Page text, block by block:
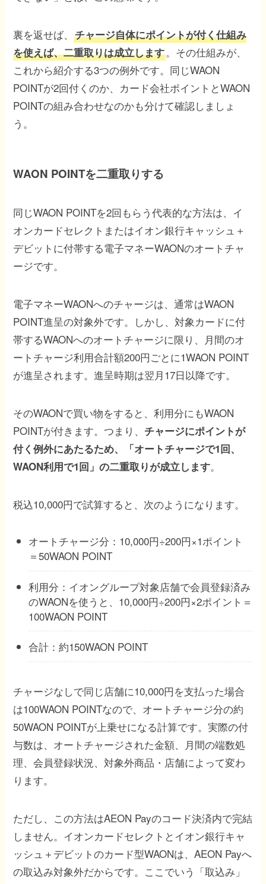
裏を返せば、チャージ自体にポイントが付く仕組み
を使えば、二重取りは成立します。その仕組みが、
これから紹介する3つの例外です。同じWAON
POINTが2回付くのか、カード会社ポイントとWAON
POINTの組み合わせなのかも分けて確認しましょ
う。
WAON POINTを二重取りする
同じWAON POINTを2回もらう代表的な方法は、イ
オンカードセレクトまたはイオン銀行キャッシュ＋
デビットに付帯する電子マネーWAONのオートチャ
ージです。
電子マネーWAONへのチャージは、通常はWAON
POINT進呈の対象外です。しかし、対象カードに付
帯するWAONへのオートチャージに限り、月間のオ
ートチャージ利用合計額200円ごとに1WAON POINT
が進呈されます。進呈時期は翌月17日以降です。
そのWAONで買い物をすると、利用分にもWAON
POINTが付きます。つまり、チャージにポイントが
付く例外にあたるため、「オートチャージで1回、
WAON利用で1回」の二重取りが成立します。
税込10,000円で試算すると、次のようになります。
オートチャージ分：10,000円÷200円×1ポイント
＝50WAON POINT
利用分：イオングループ対象店舗で会員登録済み
のWAONを使うと、10,000円÷200円×2ポイント＝
100WAON POINT
合計：約150WAON POINT
チャージなしで同じ店舗に10,000円を支払った場合
は100WAON POINTなので、オートチャージ分の約
50WAON POINTが上乗せになる計算です。実際の付
与数は、オートチャージされた金額、月間の端数処
理、会員登録状況、対象外商品・店舗によって変わ
ります。
ただし、この方法はAEON Payのコード決済内で完結
しません。イオンカードセレクトとイオン銀行キャ
ッシュ＋デビットのカード型WAONは、AEON Payへ
の取込み対象外だからです。ここでいう「取込み」